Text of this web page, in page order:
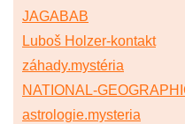
JAGABAB
Luboš Holzer-kontakt
záhady.mystéria
NATIONAL-
astrologie.mysteria